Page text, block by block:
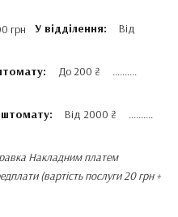
У відділення: Від
До 200 ₴ ..........
Від 2000 ₴ ..........
Накладним платем
(вартість послуги 20 грн +